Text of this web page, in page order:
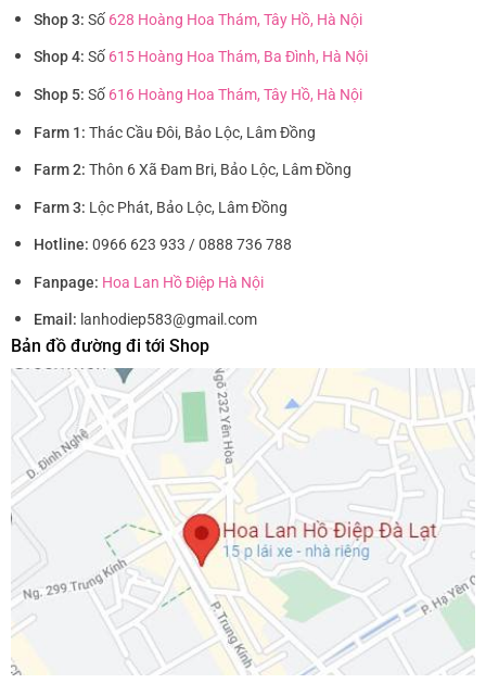
Shop 3: Số 628 Hoàng Hoa Thám, Tây Hồ, Hà Nội
Shop 4: Số 615 Hoàng Hoa Thám, Ba Đình, Hà Nội
Shop 5: Số 616 Hoàng Hoa Thám, Tây Hồ, Hà Nội
Farm 1: Thác Cầu Đôi, Bảo Lộc, Lâm Đồng
Farm 2: Thôn 6 Xã Đam Bri, Bảo Lộc, Lâm Đồng
Farm 3: Lộc Phát, Bảo Lộc, Lâm Đồng
Hotline: 0966 623 933 / 0888 736 788
Fanpage: Hoa Lan Hồ Điệp Hà Nội
Email: lanhodiep583@gmail.com
Bản đồ đường đi tới Shop